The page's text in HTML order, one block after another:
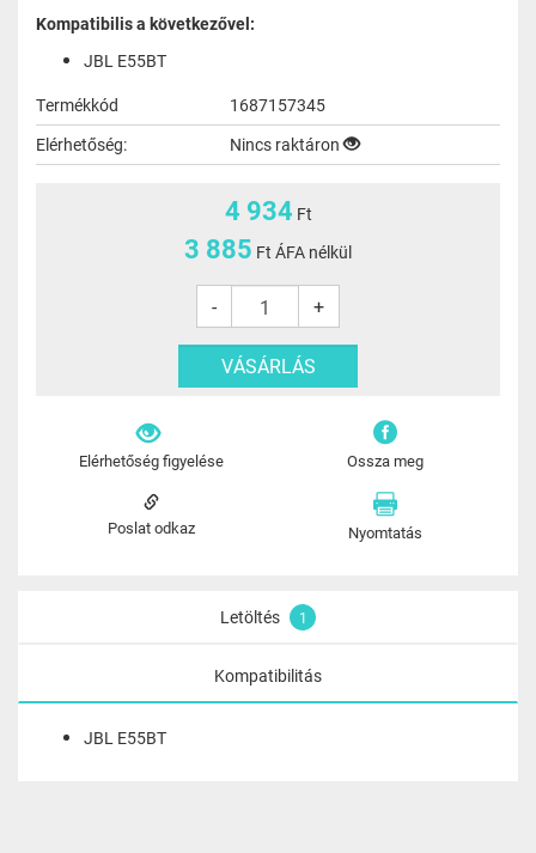
Kompatibilis a következővel:
JBL E55BT
Termékkód
1687157345
Elérhetőség:
Nincs raktáron
4 934 Ft
3 885 Ft ÁFA nélkül
- +
Elérhetőség figyelése Ossza meg
Poslat odkaz Nyomtatás
Letöltés 1
Kompatibilitás
JBL E55BT